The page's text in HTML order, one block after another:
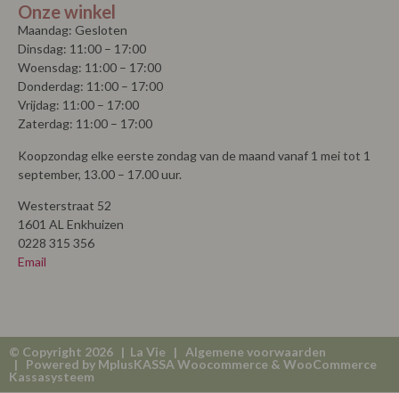
Onze winkel
Maandag: Gesloten
Dinsdag: 11:00 – 17:00
Woensdag: 11:00 – 17:00
Donderdag: 11:00 – 17:00
Vrijdag: 11:00 – 17:00
Zaterdag: 11:00 – 17:00
Koopzondag elke eerste zondag van de maand vanaf 1 mei tot 1
september, 13.00 – 17.00 uur.
Westerstraat 52
1601 AL Enkhuizen
0228 315 356
Email
© Copyright 2026 | La Vie | Algemene voorwaarden
| Powered by MplusKASSA Woocommerce & WooCommerce
Kassasysteem